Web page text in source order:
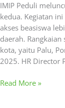
IMIP Peduli
kedua. Kegiatan
akses beasiswa
daerah.
kota, yaitu Palu,
2025. HR Director
Read More »